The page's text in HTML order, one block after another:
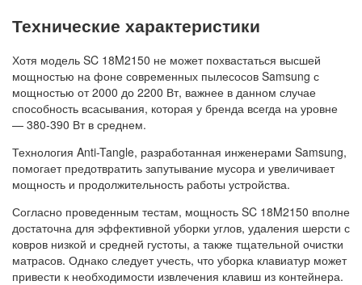
Технические характеристики
Хотя модель SC 18M2150 не может похвастаться высшей
мощностью на фоне современных пылесосов Samsung с
мощностью от 2000 до 2200 Вт, важнее в данном случае
способность всасывания, которая у бренда всегда на уровне
— 380-390 Вт в среднем.
Технология Anti-Tangle, разработанная инженерами Samsung,
помогает предотвратить запутывание мусора и увеличивает
мощность и продолжительность работы устройства.
Согласно проведенным тестам, мощность SC 18M2150 вполне
достаточна для эффективной уборки углов, удаления шерсти с
ковров низкой и средней густоты, а также тщательной очистки
матрасов. Однако следует учесть, что уборка клавиатур может
привести к необходимости извлечения клавиш из контейнера.